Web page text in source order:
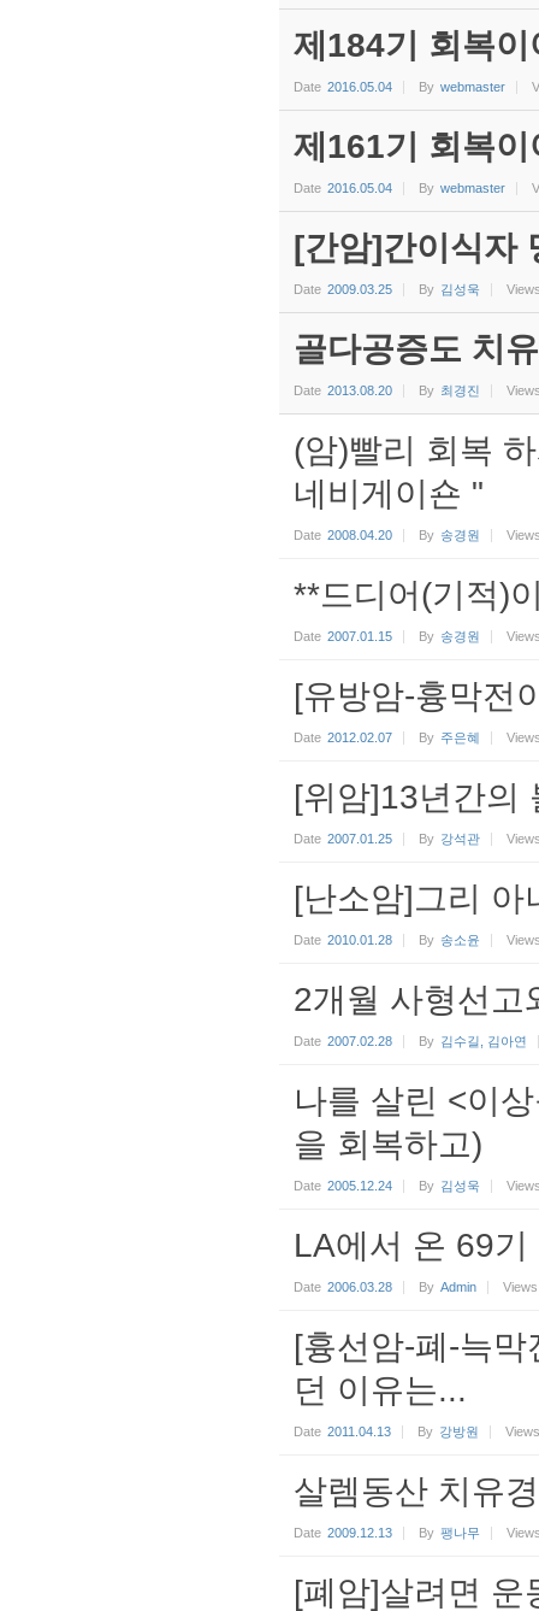
제184기 회복
Date 2016.05.04 By webmaster
제161기 회복
Date 2016.05.04 By webmaster
[간암]간이식자
Date 2009.03.25 By 김성욱
골다공증도 치
Date 2013.08.20 By 최경진
(암)빨리 회복
네비게이숀 "
Date 2008.04.20 By 송경원
**드디어(기적)
Date 2007.01.15 By 송경원
[유방암-흉막전
Date 2012.02.07 By 주은혜
[위암]13년간의
Date 2007.01.25 By 강석관
[난소암]그리 아
Date 2010.01.28 By 송소윤
2개월 사형선고
Date 2007.02.28 By 김수길, 김아연
나를 살린 <이
을 회복하고)
Date 2005.12.24 By 김성욱
LA에서 온 69
Date 2006.03.28 By Admin Views
[흉선암-폐-늑
던 이유는...
Date 2011.04.13 By 강방원 Views
살렘동산 치유
Date 2009.12.13 By 팽나무
[폐암]살려면 운